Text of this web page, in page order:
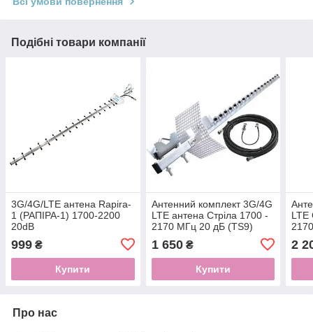
Подібні товари компанії
3G/4G/LTE антена Rapira-
1 (РАПІРА-1) 1700-2200
20dB
999 ₴
Купити
Антенний комплект 3G/4G
LTE антена Стріла 1700 -
2170 МГц 20 дБ (TS9)
1 650₴
Купити
LTE
2
Про нас